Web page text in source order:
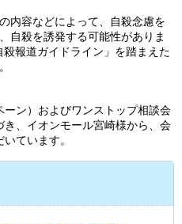
内容などによって、自殺念慮を
自殺を誘発する可能性がありま
報道ガイドライン」を踏まえた
ーン）およびワンストップ相談会
、イオンモール宮崎様から、会
ています。